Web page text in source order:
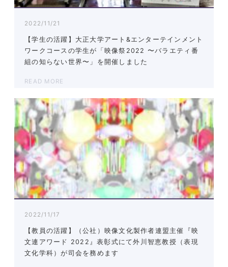
2022/11/21
【学生の活躍】大正大学アート&エンターテインメント
ワークコースの学生が「映像祭2022 〜バラエティ番
組の知らない世界〜」を開催しました
READ MORE
2022/11/17
【教員の活躍】（公社）映像文化製作者連盟主催『映
文連アワード 2022』表彰式にて外川智恵教授（表現
文化学科）が司会を務めます